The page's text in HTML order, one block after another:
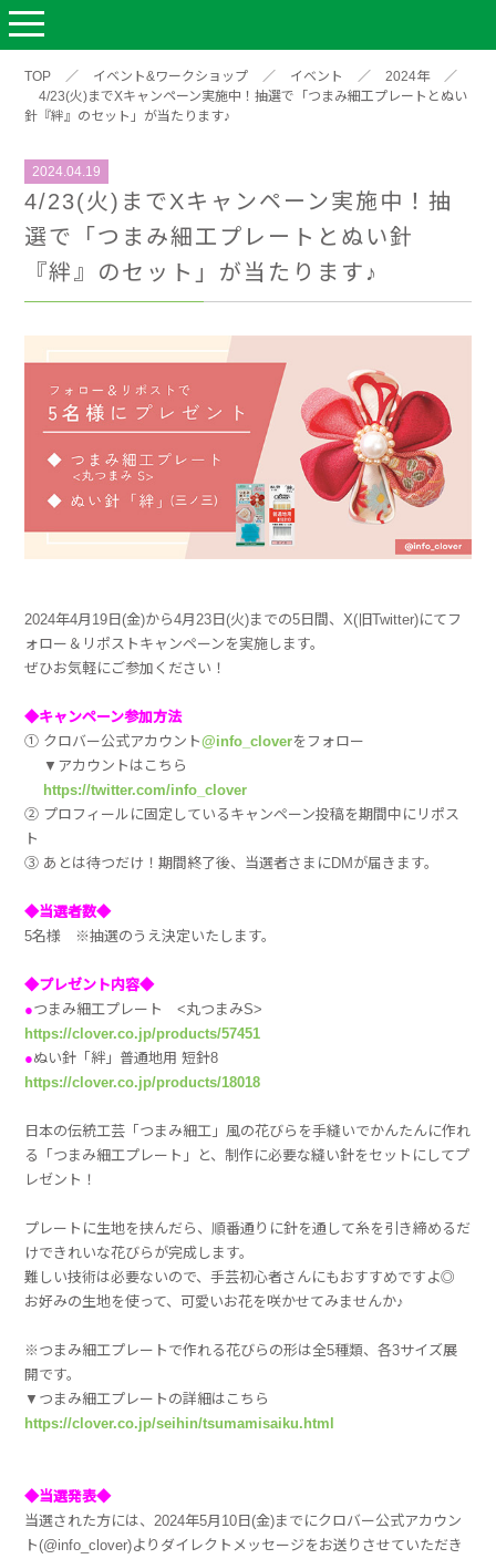
TOP ／ イベント&ワークショップ ／ イベント ／ 2024年
／
4/23(火)までXキャンペーン実施中！抽選で「つまみ細工プレートとぬい
針『絆』のセット」が当たります♪
2024.04.19
4/23(火)までXキャンペーン実施中！抽
選で「つまみ細工プレートとぬい針
『絆』のセット」が当たります♪
2024年4月19日(金)から4月23日(火)までの5日間、X(旧Twitter)にてフ
ォロー＆リポストキャンペーンを実施します。
ぜひお気軽にご参加ください！
◆キャンペーン参加方法
① クロバー公式アカウント@info_cloverをフォロー
▼アカウントはこちら
https://twitter.com/info_clover
② プロフィールに固定しているキャンペーン投稿を期間中にリポス
ト
③ あとは待つだけ！期間終了後、当選者さまにDMが届きます。
◆当選者数◆
5名様 ※抽選のうえ決定いたします。
◆プレゼント内容◆
●つまみ細工プレート <丸つまみS>
https://clover.co.jp/products/57451
●ぬい針「絆」普通地用 短針8
https://clover.co.jp/products/18018
日本の伝統工芸「つまみ細工」風の花びらを手縫いでかんたんに作れ
る「つまみ細工プレート」と、制作に必要な縫い針をセットにしてプ
レゼント！
プレートに生地を挟んだら、順番通りに針を通して糸を引き締めるだ
けできれいな花びらが完成します。
難しい技術は必要ないので、手芸初心者さんにもおすすめですよ◎
お好みの生地を使って、可愛いお花を咲かせてみませんか♪
※つまみ細工プレートで作れる花びらの形は全5種類、各3サイズ展
開です。
▼つまみ細工プレートの詳細はこちら
https://clover.co.jp/seihin/tsumamisaiku.html
◆当選発表◆
当選された方には、2024年5月10日(金)までにクロバー公式アカウン
ト(@info_clover)よりダイレクトメッセージをお送りさせていただき